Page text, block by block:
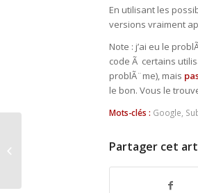
En utilisant les
versions vraiment
Note : j’ai eu le
code Ã certains
problÃ¨me), mais
le bon. Vous le
Mots-clés : Google
Partager cet
Mezzoteam version 2.7